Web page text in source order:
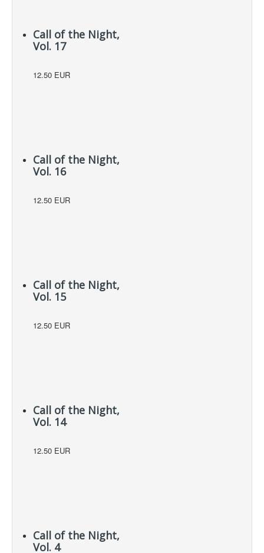
Call of the Night,
Vol. 17
12.50 EUR
Call of the Night,
Vol. 16
12.50 EUR
Call of the Night,
Vol. 15
12.50 EUR
Call of the Night,
Vol. 14
12.50 EUR
Call of the Night,
Vol. 4